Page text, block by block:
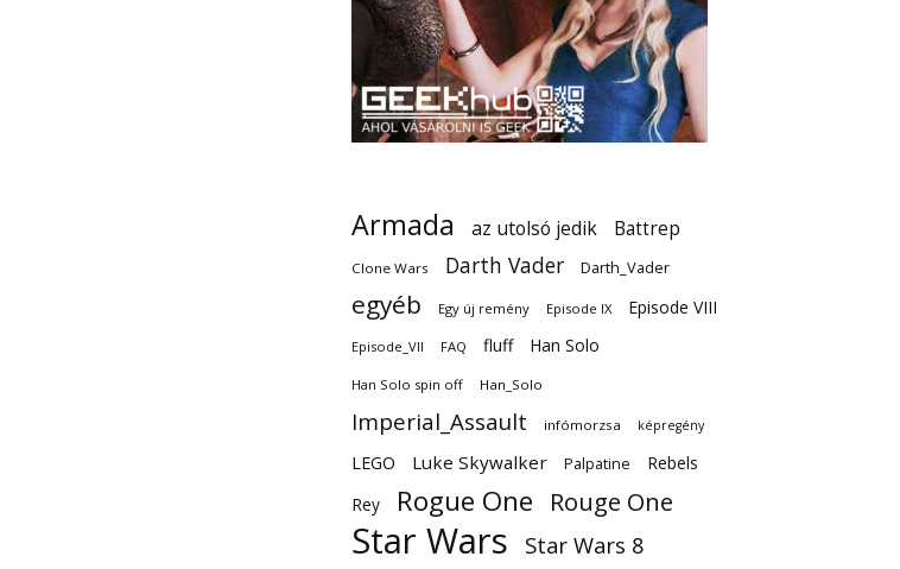
Armada az utolsó jedik Battrep
Clone Wars Darth Vader Darth_Vader
egyéb Egy új remény Episode IX Episode VIII
Episode_VII FAQ fluff Han Solo
Han Solo spin off Han_Solo
Imperial_Assault infómorzsa képregény
LEGO Luke Skywalker Palpatine
Rebels
Rey
Rogue One Rouge One
Star Wars Star Wars 8